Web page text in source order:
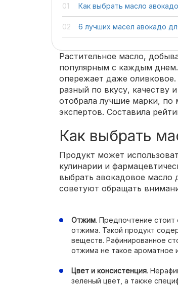
Как выбрать масло авокадо
6 лучших масел авокадо
Растительное масло,
популярным с каждым
опережает даже
разный по вкусу, качеству
отобрала лучшие марки, по
экспертов. Составила
Как выбрать
Продукт может
кулинарии и
выбрать авокадовое масло
советуют обращать
Отжим. Предпочтение стоит
отжима. Такой продукт
веществ. Рафинированное
отжима не такое ароматное
Цвет и консистенция.
зеленый цвет, а также